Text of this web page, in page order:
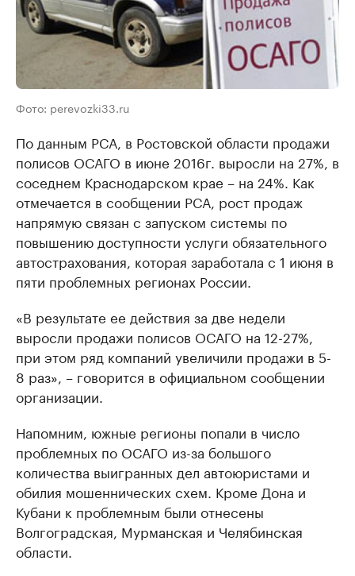
Фото: perevozki33.ru
По данным РСА, в Ростовской области продажи
полисов ОСАГО в июне 2016г. выросли на 27%, в
соседнем Краснодарском крае – на 24%. Как
отмечается в сообщении РСА, рост продаж
напрямую связан с запуском системы по
повышению доступности услуги обязательного
автострахования, которая заработала с 1 июня в
пяти проблемных регионах России.
«В результате ее действия за две недели
выросли продажи полисов ОСАГО на 12-27%,
при этом ряд компаний увеличили продажи в 5-
8 раз», – говорится в официальном сообщении
организации.
Напомним, южные регионы попали в число
проблемных по ОСАГО из-за большого
количества выигранных дел автоюристами и
обилия мошеннических схем. Кроме Дона и
Кубани к проблемным были отнесены
Волгоградская, Мурманская и Челябинская
области.